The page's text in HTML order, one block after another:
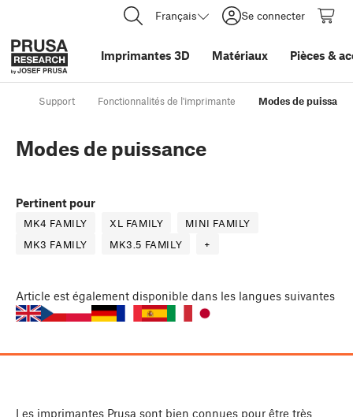
Français Se connecter
Imprimantes 3D Matériaux Pièces &
Support Fonctionnalités de l'imprimante Modes de
Modes de puissance
Pertinent pour
MK4 FAMILY XL FAMILY
MINI FAMILY
MK3 FAMILY
MK3.5 FAMILY +
Article est également disponible dans les langues suivantes
Les imprimantes Prusa sont bien connues pour être très